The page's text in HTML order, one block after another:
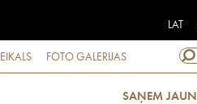
LAT
FOTO GALERIJAS
SAŅEM